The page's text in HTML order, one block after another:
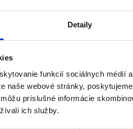
Detaily
funkcií sociálnych médií
naše webové stránky,
príslušné informácie
ich služby.